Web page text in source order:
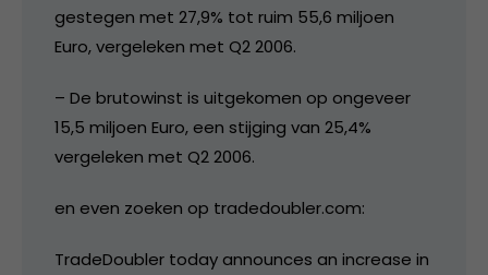
gestegen met 27,9% tot ruim 55,6 miljoen
Euro, vergeleken met Q2 2006.
– De brutowinst is uitgekomen op ongeveer
15,5 miljoen Euro, een stijging van 25,4%
vergeleken met Q2 2006.
en even zoeken op tradedoubler.com:
TradeDoubler today announces an increase in